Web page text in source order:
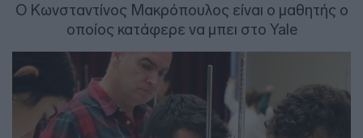
Ο Κωνσταντίνος Μακρόπουλος είναι ο μαθητής ο
οποίος κατάφερε να μπει στο Yale